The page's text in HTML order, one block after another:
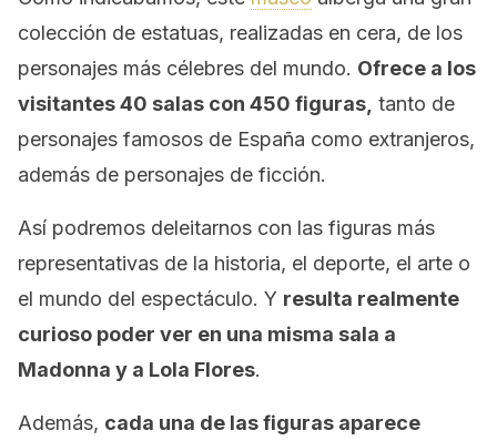
colección de estatuas, realizadas en cera, de los
personajes más célebres del mundo. Ofrece a los
visitantes 40 salas con 450 figuras, tanto de
personajes famosos de España como extranjeros,
además de personajes de ficción.
Así podremos deleitarnos con las figuras más
representativas de la historia, el deporte, el arte o
el mundo del espectáculo. Y resulta realmente
curioso poder ver en una misma sala a
Madonna y a Lola Flores.
Además, cada una de las figuras aparece